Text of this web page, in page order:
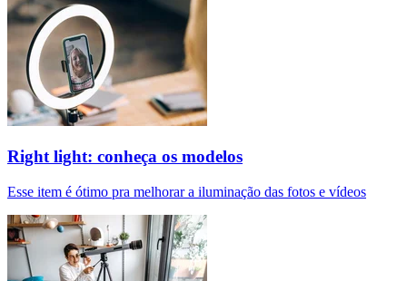
Right light: conheça os modelos
Esse item é ótimo pra melhorar a iluminação das fotos e vídeos